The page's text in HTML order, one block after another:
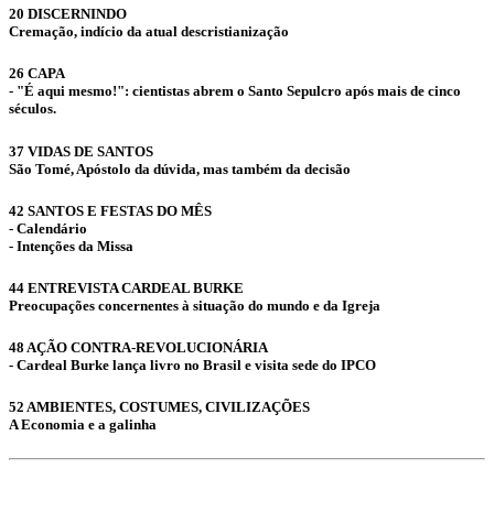
20 DISCERNINDO
Cremação, indício da atual descristianização
26 CAPA
- "É aqui mesmo!": cientistas abrem o Santo Sepulcro após mais de cinco
séculos.
37 VIDAS DE SANTOS
São Tomé, Apóstolo da dúvida, mas também da decisão
42 SANTOS E FESTAS DO MÊS
- Calendário
- Intenções da Missa
44 ENTREVISTA CARDEAL BURKE
Preocupações concernentes à situação do mundo e da Igreja
48 AÇÃO CONTRA-REVOLUCIONÁRIA
- Cardeal Burke lança livro no Brasil e visita sede do IPCO
52 AMBIENTES, COSTUMES, CIVILIZAÇÕES
A Economia e a galinha